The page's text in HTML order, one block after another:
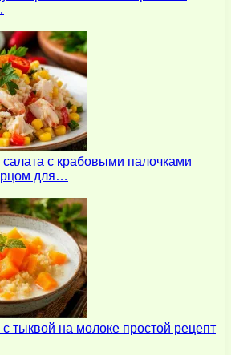
салата с крабовыми палочками
для…
тыквой на молоке простой рецепт